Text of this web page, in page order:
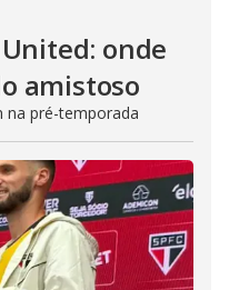
onde
amistoso
na pré-temporada